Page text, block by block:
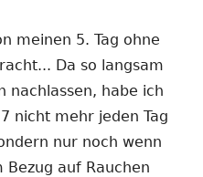
meinen 5. Tag ohne
Da so langsam
nachlassen, habe ich
nicht mehr jeden Tag
nur noch wenn
Bezug auf Rauchen